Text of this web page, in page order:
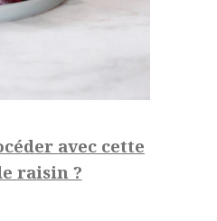
avec cette
raisin ?